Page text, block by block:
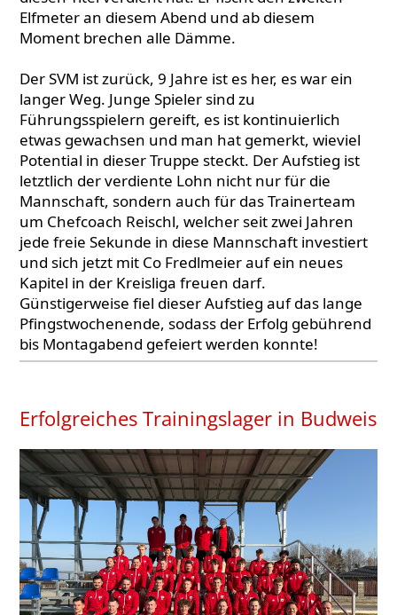
Elfmeter an diesem Abend und ab diesem
Moment brechen alle Dämme.
Der SVM ist zurück, 9 Jahre ist es her, es war ein
langer Weg. Junge Spieler sind zu
Führungsspielern gereift, es ist kontinuierlich
etwas gewachsen und man hat gemerkt, wieviel
Potential in dieser Truppe steckt. Der Aufstieg ist
letztlich der verdiente Lohn nicht nur für die
Mannschaft, sondern auch für das Trainerteam
um Chefcoach Reischl, welcher seit zwei Jahren
jede freie Sekunde in diese Mannschaft investiert
und sich jetzt mit Co Fredlmeier auf ein neues
Kapitel in der Kreisliga freuen darf.
Günstigerweise fiel dieser Aufstieg auf das lange
Pfingstwochenende, sodass der Erfolg gebührend
bis Montagabend gefeiert werden konnte!
Erfolgreiches Trainingslager in Budweis